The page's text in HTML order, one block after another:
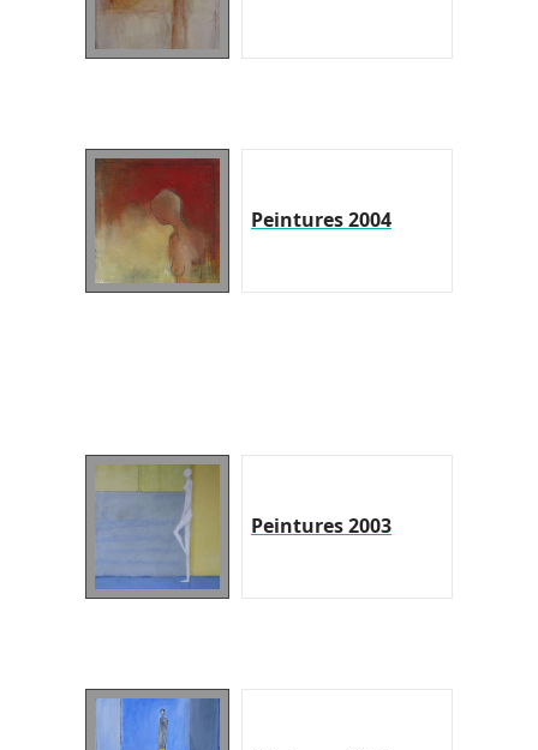
Peintures 2004
Peintures 2003